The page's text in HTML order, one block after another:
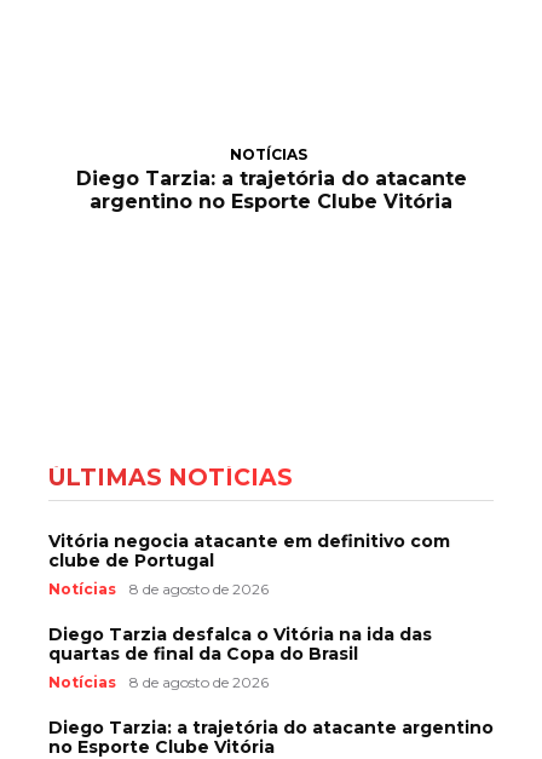
NOTÍCIAS
Diego Tarzia: a trajetória do atacante
argentino no Esporte Clube Vitória
ÚLTIMAS NOTÍCIAS
Vitória negocia atacante em definitivo com
clube de Portugal
Notícias 8 de agosto de 2026
Diego Tarzia desfalca o Vitória na ida das
quartas de final da Copa do Brasil
Notícias 8 de agosto de 2026
Diego Tarzia: a trajetória do atacante argentino
no Esporte Clube Vitória